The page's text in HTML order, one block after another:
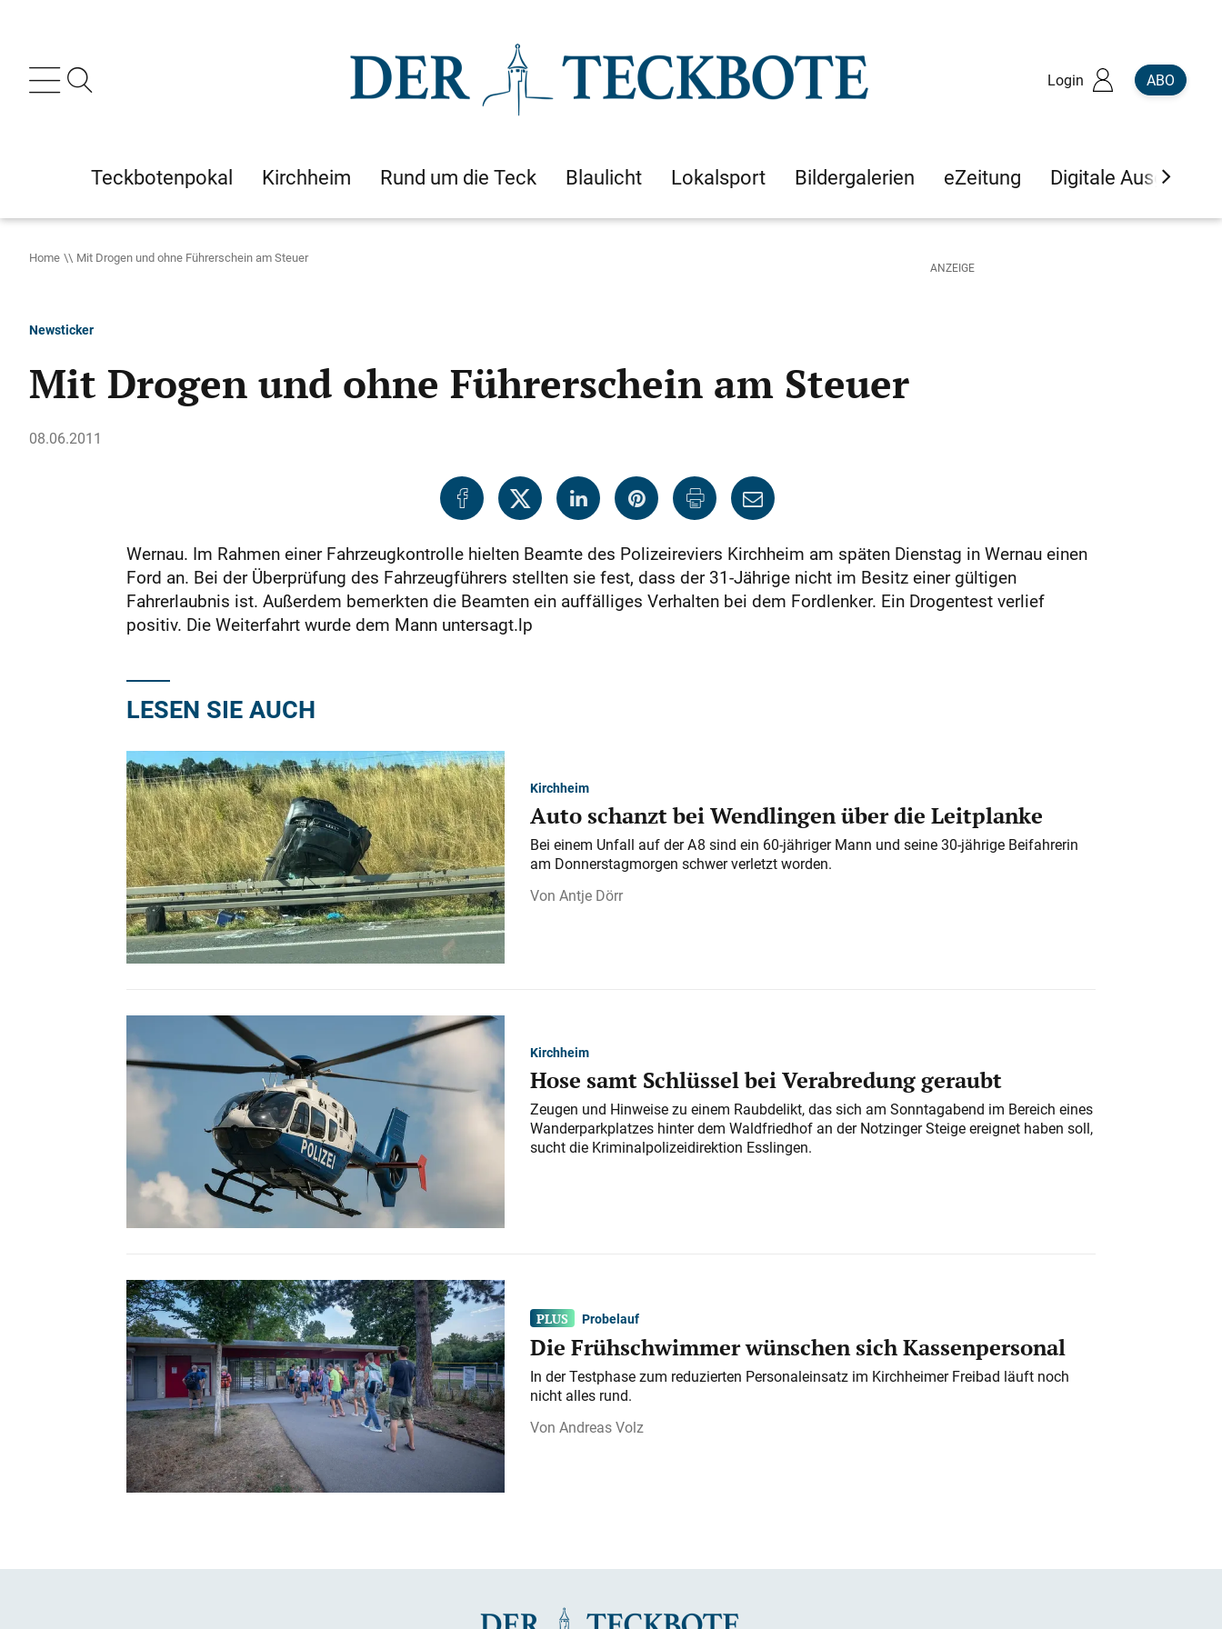
Login ABO
Teckbotenpokal Kirchheim Rund um die Teck Blaulicht Lokalsport Bildergalerien eZeitung Digitale Ausgaben
Home Mit Drogen und ohne Führerschein am Steuer
Newsticker
Mit Drogen und ohne Führerschein am Steuer
08.06.2011
Wernau. Im Rahmen einer Fahrzeugkontrolle hielten Beamte des Polizeireviers Kirchheim am späten Dienstag in Wernau einen
Ford an. Bei der Überprüfung des Fahrzeugführers stellten sie fest, dass der 31-Jährige nicht im Besitz einer gültigen
Fahrerlaubnis ist. Außerdem bemerkten die Beamten ein auffälliges Verhalten bei dem Fordlenker. Ein Drogentest verlief
positiv. Die Weiterfahrt wurde dem Mann untersagt.lp
LESEN SIE AUCH
Kirchheim
Auto schanzt bei Wendlingen über die Leitplanke
Bei einem Unfall auf der A 8 sind ein 60-jähriger Mann und seine 30-jährige Beifahrerin
am Donnerstagmorgen schwer verletzt worden.
Antje Dörr
Kirchheim
Hose samt Schlüssel bei Verabredung geraubt
Zeugen und Hinweise zu einem Raubdelikt, das sich am Sonntagabend im Bereich eines
Wanderparkplatzes hinter dem Waldfriedhof an der Notzinger Steige ereignet haben soll,
sucht die Kriminalpolizeidirektion Esslingen.
Probelauf
Die Frühschwimmer wünschen sich Kassenpersonal
In der Testphase zum reduzierten Personaleinsatz im Kirchheimer Freibad läuft noch
nicht alles rund.
Andreas Volz